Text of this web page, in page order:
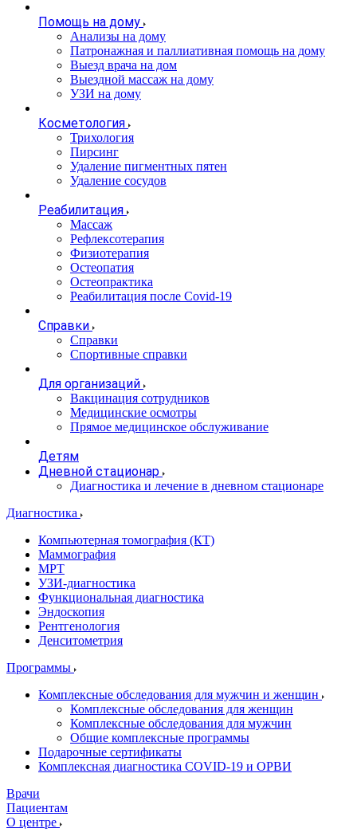
Помощь на дому
Анализы на дому
Патронажная и паллиативная помощь на дому
Выезд врача на дом
Выездной массаж на дому
УЗИ на дому
Косметология
Трихология
Пирсинг
Удаление пигментных пятен
Удаление сосудов
Реабилитация
Массаж
Рефлексотерапия
Физиотерапия
Остеопатия
Остеопрактика
Реабилитация после Covid-19
Справки
Справки
Спортивные справки
Для организаций
Вакцинация сотрудников
Медицинские осмотры
Прямое медицинское обслуживание
Детям
Дневной стационар
Диагностика и лечение в дневном стационаре
Диагностика
Компьютерная томография (КТ)
Маммография
МРТ
УЗИ-диагностика
Функциональная диагностика
Эндоскопия
Рентгенология
Денситометрия
Программы
Комплексные обследования для мужчин и женщин
Комплексные обследования для женщин
Комплексные обследования для мужчин
Общие комплексные программы
Подарочные сертификаты
Комплексная диагностика COVID-19 и ОРВИ
Врачи
Пациентам
О центре